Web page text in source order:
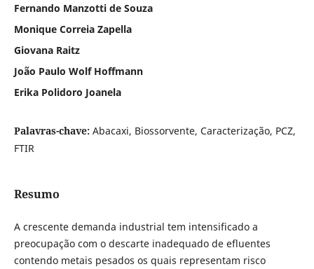
Fernando Manzotti de Souza
Monique Correia Zapella
Giovana Raitz
João Paulo Wolf Hoffmann
Erika Polidoro Joanela
Palavras-chave: Abacaxi, Biossorvente, Caracterização, PCZ,
FTIR
Resumo
A crescente demanda industrial tem intensificado a
preocupação com o descarte inadequado de efluentes
contendo metais pesados os quais representam risco